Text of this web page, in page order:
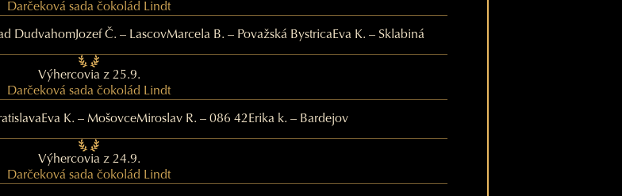
Darčeková sada čokolád Lindt
DudvahomJozef Č. – LascovMarcela B. – Považská BystricaEva K. – Sklabiná
Výhercovia z 25.9.
Darčeková sada čokolád Lindt
Eva K. – MošovceMiroslav R. – 086 42Erika k. – Bardejov
Výhercovia z 24.9.
Darčeková sada čokolád Lindt